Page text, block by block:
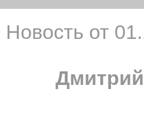
Новость от